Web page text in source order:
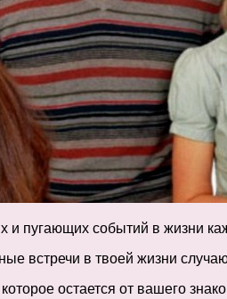
пугающих событий в жизни
встречи в твоей жизни
остается от вашего